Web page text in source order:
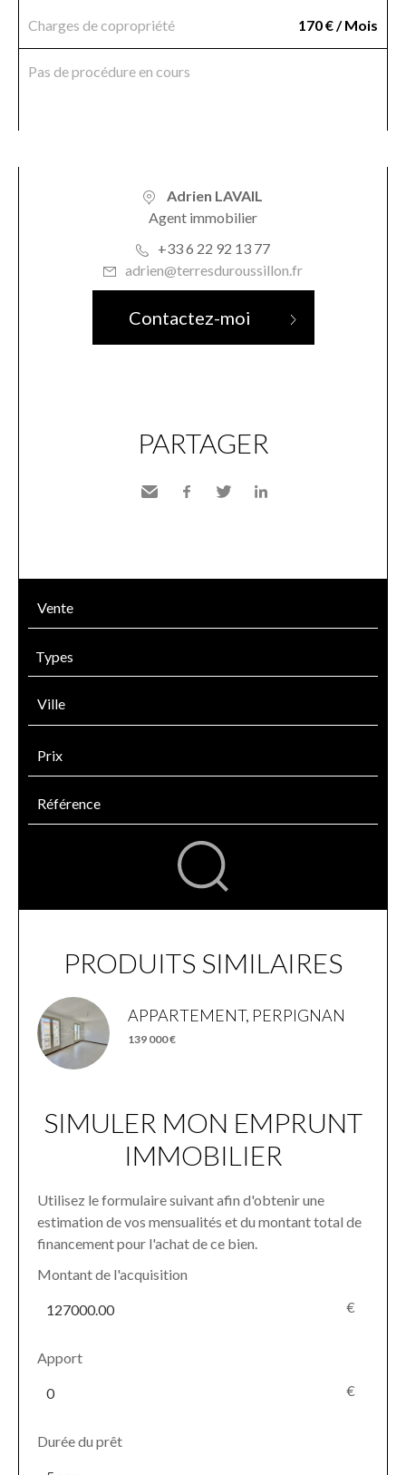
Charges de copropriété 170 € / Mois
Pas de procédure en cours
Adrien LAVAIL
Agent immobilier
+33 6 22 92 13 77
adrien@terresduroussillon.fr
Contactez-moi
PARTAGER
Types
PRODUITS SIMILAIRES
APPARTEMENT, PERPIGNAN
139 000 €
SIMULER MON EMPRUNT
IMMOBILIER
Utilisez le formulaire suivant afin d'obtenir une
estimation de vos mensualités et du montant total de
financement pour l'achat de ce bien.
Montant de l'acquisition
€
Apport
€
Durée du prêt